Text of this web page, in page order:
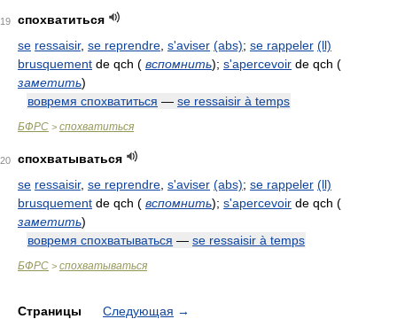
19
спохватиться
se ressaisir, se reprendre s'aviser (abs); se rappeler (ll)
brusquement de qch ( вспомнить); s'apercevoir de qch (
заметить)
вовремя спохватиться — se ressaisir à temps
БФРС > спохватиться
20
спохватываться
se ressaisir, se reprendre s'aviser (abs); se rappeler (ll)
brusquement de qch ( вспомнить); s'apercevoir de qch (
заметить)
вовремя спохватываться — se ressaisir à temps
БФРС > спохватываться
Страницы Следующая →